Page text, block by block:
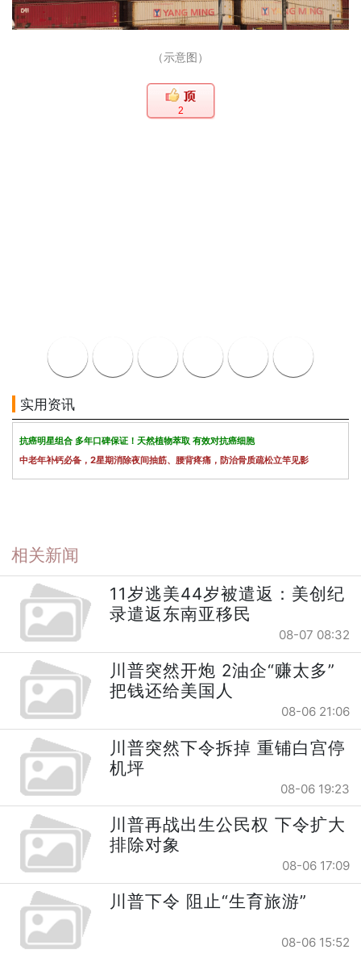
（示意图）
2
实用资讯
抗癌明星组合 多年口碑保证！天然植物萃取 有效对抗癌细胞
中老年补钙必备，2星期消除夜间抽筋、腰背疼痛，防治骨质疏松立竿见影
相关新闻
11岁逃美44岁被遣返：美创纪
录遣返东南亚移民
08-07 08:32
川普突然开炮 2油企“赚太多”
把钱还给美国人
08-06 21:06
川普突然下令拆掉 重铺白宫停
机坪
08-06 19:23
川普再战出生公民权 下令扩大
排除对象
08-06 17:09
川普下令 阻止“生育旅游”
08-06 15:52